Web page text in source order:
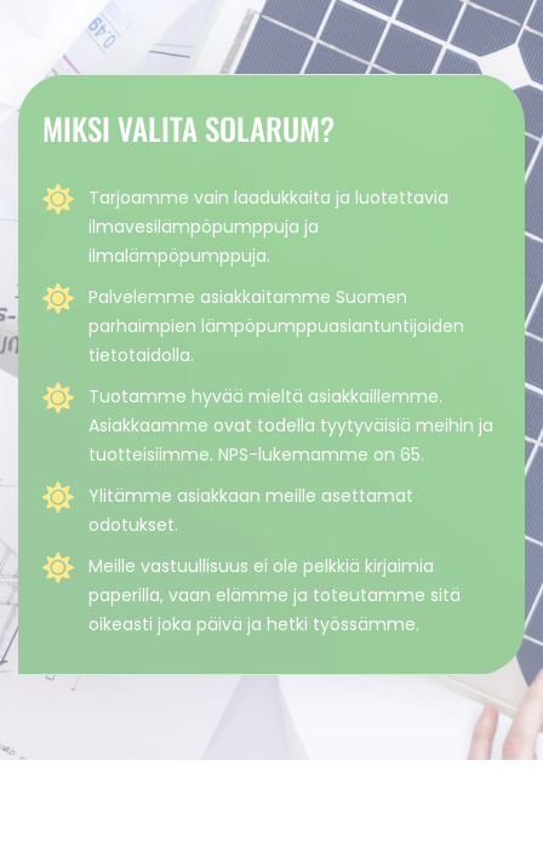
MIKSI VALITA SOLARUM?
Tarjoamme vain laadukkaita ja luotettavia
ilmavesilämpöpumppuja ja
ilmalämpöpumppuja.
Palvelemme asiakkaitamme Suomen
parhaimpien lämpöpumppuasiantuntijoiden
tietotaidolla.
Tuotamme hyvää mieltä asiakkaillemme.
Asiakkaamme ovat todella tyytyväisiä meihin ja
tuotteisiimme. NPS-lukemamme on 65.
Ylitämme asiakkaan meille asettamat
odotukset.
Meille vastuullisuus ei ole pelkkiä kirjaimia
paperilla, vaan elämme ja toteutamme sitä
oikeasti joka päivä ja hetki työssämme.